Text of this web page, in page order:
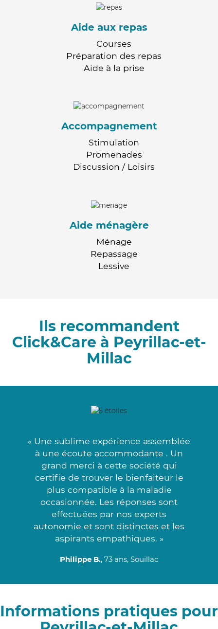
Aide aux repas
Courses
Préparation des repas
Aide à la prise
Accompagnement
Stimulation
Promenades
Discussion / Loisirs
Aide ménagère
Ménage
Repassage
Lessive
Ils recommandent
Click&Care à Peyrillac-et-
Millac
« Une sublime expérience assemblée
à une écoute accommodante . Un
grand merci à cette société qui
certifie de trouver le bienfaiteur le
plus compatible à la maladie
occasionnée. Les réponses sont
effectuées par nos experts
autonomie et sont distinctes et les
aspirants empathiques. »
Philippe B., 73 ans, Souillac
Informations pratiques pour